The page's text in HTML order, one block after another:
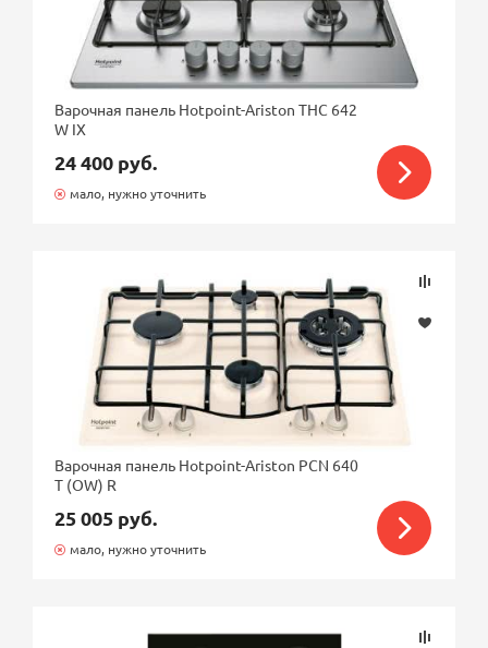
Варочная панель Hotpoint-Ariston THC 642
W IX
24 400 руб.
мало, нужно уточнить
Варочная панель Hotpoint-Ariston PCN 640
T (OW) R
25 005 руб.
мало, нужно уточнить